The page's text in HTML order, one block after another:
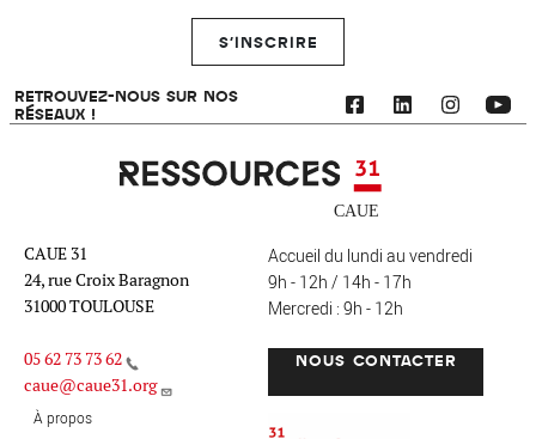
S'INSCRIRE
RETROUVEZ-NOUS SUR NOS
RÉSEAUX !
Ressources 31
CAUE 31
24, rue Croix Baragnon
31000 TOULOUSE
05 62 73 73 62
caue@caue31.org
Accueil du lundi au vendredi
9h - 12h / 14h - 17h
Mercredi : 9h - 12h
NOUS CONTACTER
À propos